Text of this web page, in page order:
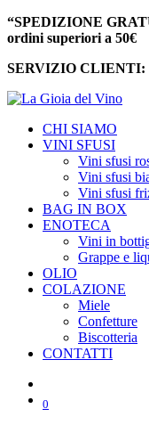
“SPEDIZIONE
ordini superiori a 50€
SERVIZIO
CHI SIAMO
VINI SFUSI
Vini sfusi
Vini sfusi
Vini sfusi
BAG IN BOX
ENOTECA
Vini in
Grappe e
OLIO
COLAZIONE
Miele
Confetture
Biscotteria
CONTATTI
0